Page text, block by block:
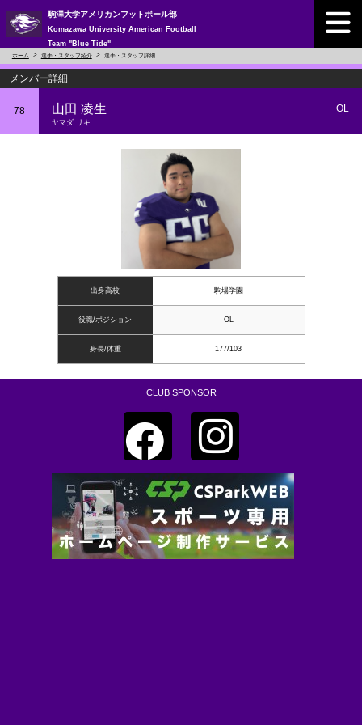
駒澤大学アメリカンフットボール部
Komazawa University American Football
Team "Blue Tide"
ホーム 選手・スタッフ紹介 選手・スタッフ詳細
メンバー詳細
78 山田 凌生
ヤマダ リキ
OL
出身高校 駒場学園
役職/ポジション OL
身長/体重 177/103
CLUB SPONSOR